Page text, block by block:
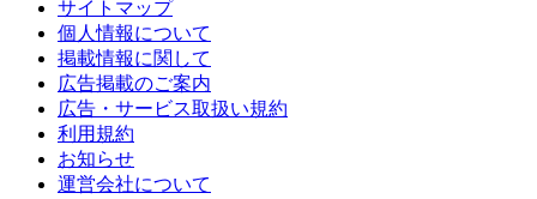
サイトマップ
個人情報について
掲載情報に関して
広告掲載のご案内
広告・サービス取扱い規約
利用規約
お知らせ
運営会社について